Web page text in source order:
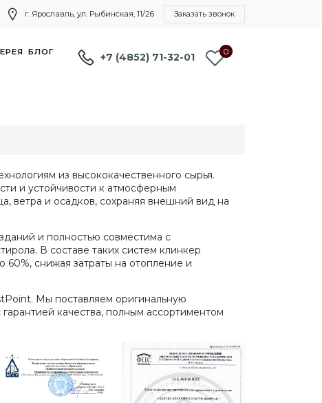
г. Ярославль, ул. Рыбинская, 11/26 Заказать звонок
БЛОГ
+7 (4852) 71-32-01 0
из высококачественного сырья.
и устойчивости к атмосферным
ветра и осадков, сохраняя внешний вид на
и полностью совместима с
В составе таких систем клинкер
снижая затраты на отопление и
Мы поставляем оригинальную
качества, полным ассортиментом